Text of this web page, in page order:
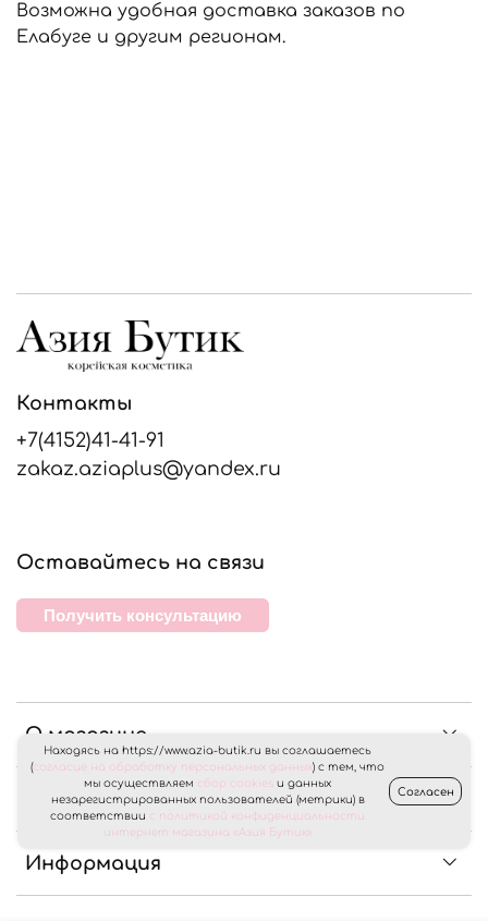
Возможна удобная доставка заказов по
Елабуге и другим регионам.
О магазине
Клиентам
Информация
Контакты
+7(4152)41-41-91
zakaz.aziaplus@yandex.ru
Оставайтесь на связи
Получить консультацию
Находясь на https://www.azia-butik.ru вы соглашаетесь
(согласие на обработку персональных данных) с тем, что
мы осуществляем сбор cookies и данных
незарегистрированных пользователей (метрики) в
соответствии с политикой конфиденциальности
интернет магазина «Азия Бутик»
Согласен